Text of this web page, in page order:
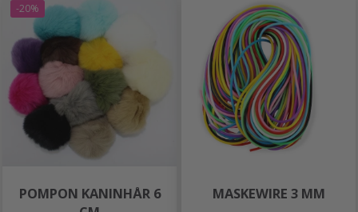
-20%
POMPON KANINHÅR 6
MASKEWIRE 3 MM